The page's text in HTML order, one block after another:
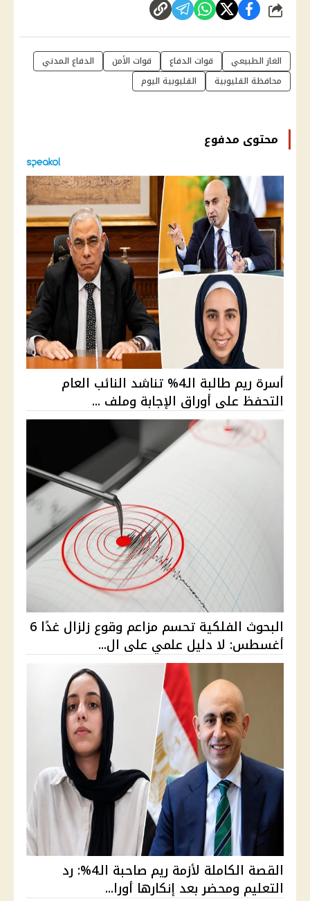
شارك
الغاز الطبيعي قوات الدفاع قوات الأمن
الدفاع المدني
محافظة القليوبية
القليوبية اليوم
محتوى مدفوع
أسرة ريم طالبة الـ4% تناشد النائب العام
التحفظ على أوراق الإجابة وملف ...
البحوث الفلكية تحسم مزاعم وقوع زلزال غدًا 6
أغسطس: لا دليل علمي على ال...
القصة الكاملة لأزمة ريم صاحبة الـ4%: رد
التعليم ومحضر بعد إنكارها أورا...